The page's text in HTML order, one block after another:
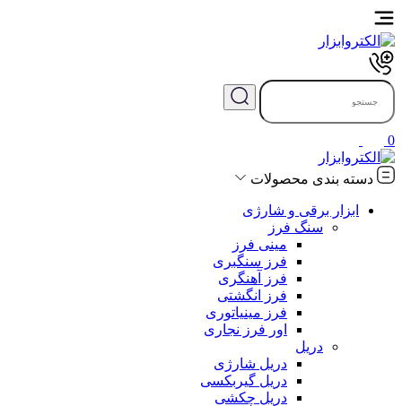
0
دسته بندی محصولات
ابزار برقی و شارژی
سنگ فرز
مینی فرز
فرز سنگبری
فرز آهنگری
فرز انگشتی
فرز مینیاتوری
اور فرز نجاری
دریل
دریل شارژی
دریل گیربکسی
دریل چکشی